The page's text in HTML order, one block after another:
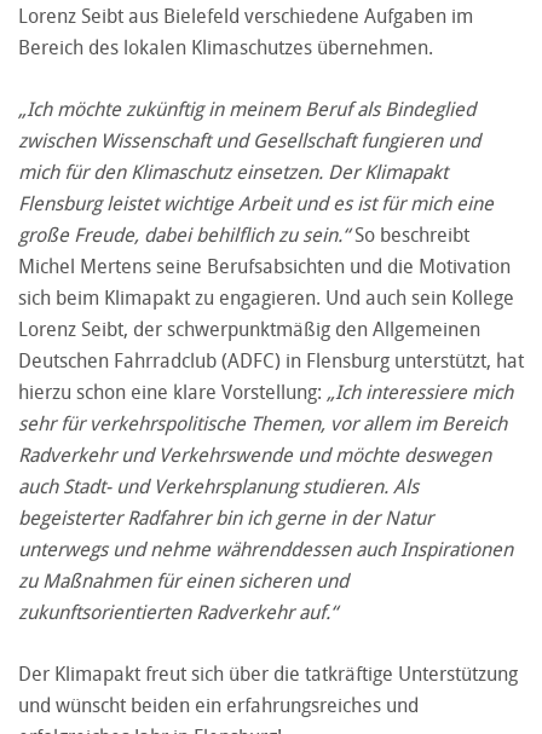
Lorenz Seibt aus Bielefeld verschiedene Aufgaben im
Bereich des lokalen Klimaschutzes übernehmen.
„Ich möchte zukünftig in meinem Beruf als Bindeglied
zwischen Wissenschaft und Gesellschaft fungieren und
mich für den Klimaschutz einsetzen. Der Klimapakt
Flensburg leistet wichtige Arbeit und es ist für mich eine
große Freude, dabei behilflich zu sein.“So beschreibt
Michel Mertens seine Berufsabsichten und die Motivation
sich beim Klimapakt zu engagieren. Und auch sein Kollege
Lorenz Seibt, der schwerpunktmäßig den Allgemeinen
Deutschen Fahrradclub (ADFC) in Flensburg unterstützt, hat
hierzu schon eine klare Vorstellung: „Ich interessiere mich
sehr für verkehrspolitische Themen, vor allem im Bereich
Radverkehr und Verkehrswende und möchte deswegen
auch Stadt- und Verkehrsplanung studieren. Als
begeisterter Radfahrer bin ich gerne in der Natur
unterwegs und nehme währenddessen auch Inspirationen
zu Maßnahmen für einen sicheren und
zukunftsorientierten Radverkehr auf.“
Der Klimapakt freut sich über die tatkräftige Unterstützung
und wünscht beiden ein erfahrungsreiches und